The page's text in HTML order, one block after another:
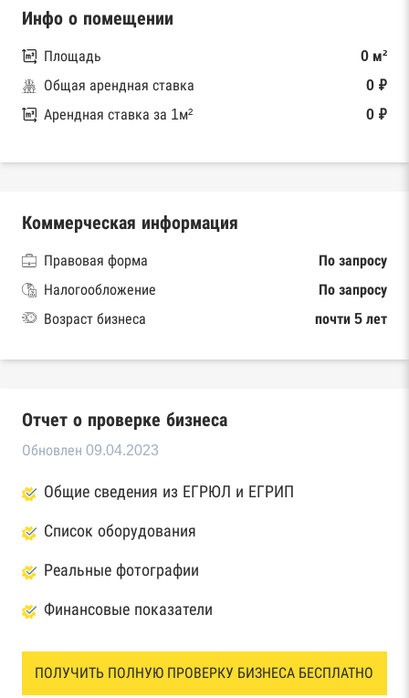
Инфо о помещении
Площадь
0 м²
Общая арендная ставка
0 ₽
Арендная ставка за 1м²
0 ₽
Коммерческая информация
Правовая форма
По запросу
Налогообложение
По запросу
Возраст бизнеса
почти 5 лет
Отчет о проверке бизнеса
Обновлен 09.04.2023
Общие сведения из ЕГРЮЛ и ЕГРИП
Список оборудования
Реальные фотографии
Финансовые показатели
ПОЛУЧИТЬ ПОЛНУЮ ПРОВЕРКУ БИЗНЕСА БЕСПЛАТНО